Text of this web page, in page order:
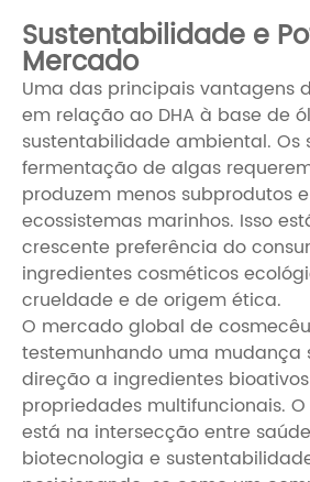
Sustentabilidade e
Mercado
Uma das principais vantagens
em relação ao DHA à base de
sustentabilidade ambiental. Os
fermentação de algas
produzem menos subprodutos
ecossistemas marinhos. Isso
crescente preferência do
ingredientes cosméticos
crueldade e de origem ética.
O mercado global de
testemunhando uma mudança
direção a ingredientes
propriedades multifuncionais.
está na intersecção entre
biotecnologia e